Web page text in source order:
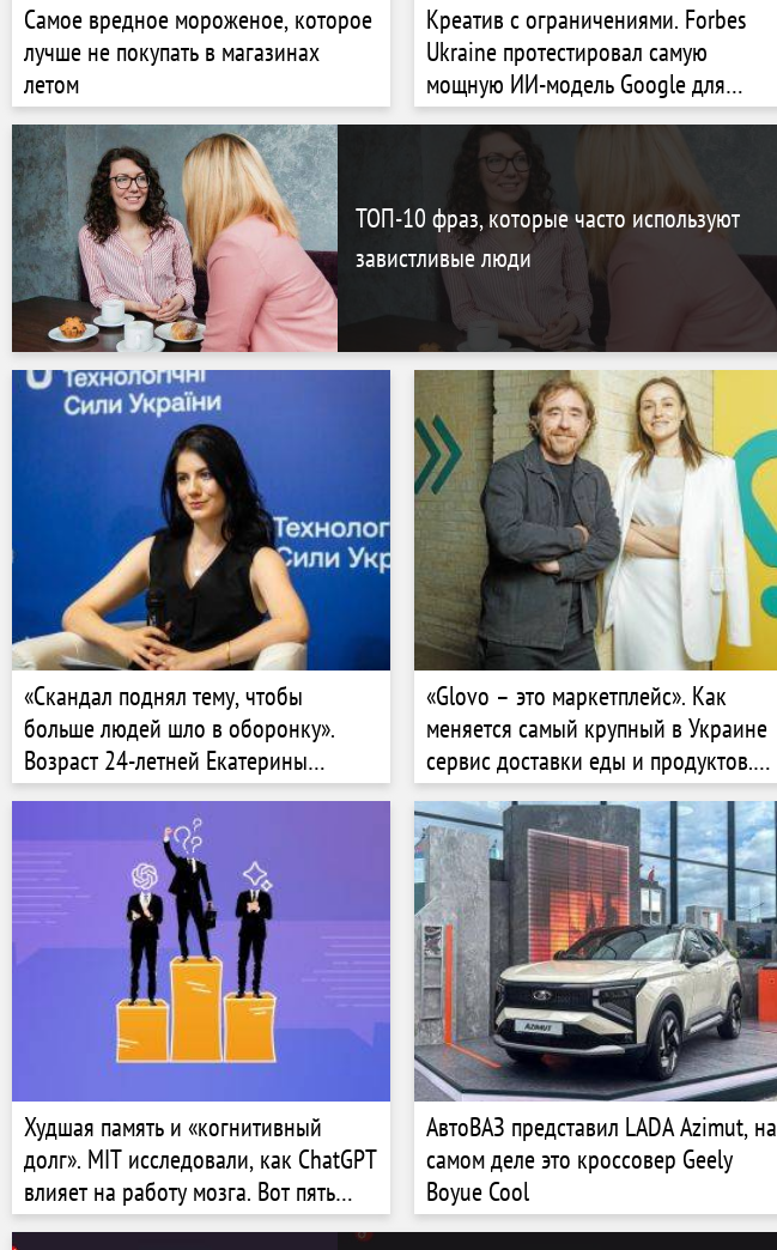
Самое вредное мороженое, которое
лучше не покупать в магазинах
летом
Креатив с ограничениями. Forbes
Ukraine протестировал самую
мощную ИИ-модель Google для
создания видео Veo 3. Какой
результат?
ТОП-10 фраз, которые часто используют
завистливые люди
«Скандал поднял тему, чтобы
больше людей шло в оборонку».
Возраст 24-летней Екатерины
Михалко из объединения
оружейников вызвал резонанс из-за
поста нардепа. Какими проектами
она занимается на самом
«Glovo – это маркетплейс». Как
меняется самый крупный в Украине
сервис доставки еды и продуктов.
Интервью с соучредителем Glovo
Сашей Мишо и CEO украинского
офиса Мариной Павлюк
Худшая память и «когнитивный
долг». MIT исследовали, как ChatGPT
влияет на работу мозга. Вот пять
настораживающих выводов
АвтоВАЗ представил LADA Azimut, на
самом деле это кроссовер Geely
Boyue Cool